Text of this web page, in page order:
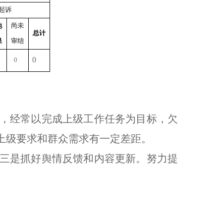
诉
尚未
审结
总计
0 0
经常以完成上级工作任务为目标，欠
要求和群众需求有一定差距。
是抓好舆情反馈和内容更新。努力提